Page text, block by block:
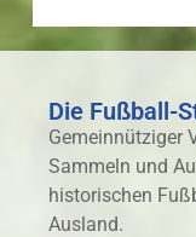
Die Fußball-
Gemeinnütziger
Sammeln und
historischen
Ausland.